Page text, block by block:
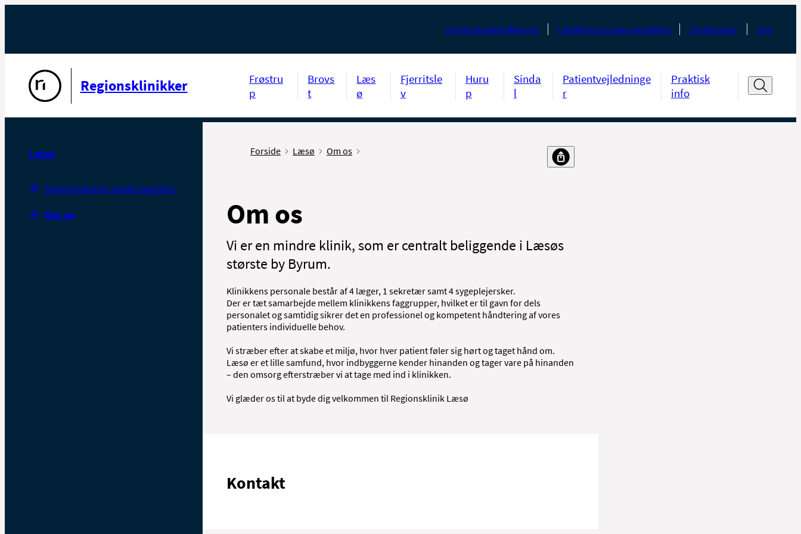
Om Regionsklinikkerne Udvikling og grøn omstilling Studerende Job
Regionsklinikker
Frøstru
p
Brovs
t
Læs
ø
Fjerritsle
v
Huru
p
Sinda
l
Patientvejledninge
r
Praktisk
info
Læsø
Spørgeskema undersøgelse
Om os
Forside Læsø Om os
Om os
Vi er en mindre klinik, som er centralt beliggende i Læsøs
største by Byrum.
Klinikkens personale består af 4 læger, 1 sekretær samt 4 sygeplejersker.
Der er tæt samarbejde mellem klinikkens faggrupper, hvilket er til gavn for dels
personalet og samtidig sikrer det en professionel og kompetent håndtering af vores
patienters individuelle behov.
Vi stræber efter at skabe et miljø, hvor hver patient føler sig hørt og taget hånd om.
Læsø er et lille samfund, hvor indbyggerne kender hinanden og tager vare på hinanden
– den omsorg efterstræber vi at tage med ind i klinikken.
Vi glæder os til at byde dig velkommen til Regionsklinik Læsø
Kontakt